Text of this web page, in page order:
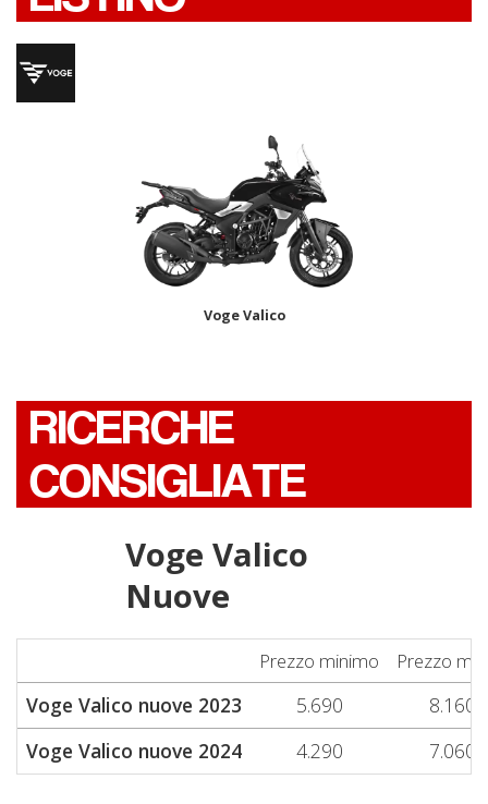
Voge Valico
RICERCHE
CONSIGLIATE
Voge Valico
Nuove
Prezzo minimo Prezzo
Voge Valico nuove 2023 5.690
8.160
Voge Valico nuove 2024
4.290 7.060